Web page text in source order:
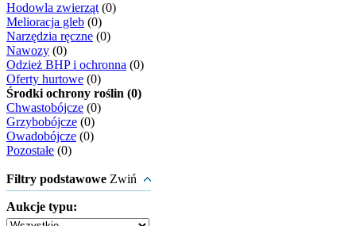
Hodowla zwierząt (0)
Melioracja gleb (0)
Narzędzia ręczne (0)
Nawozy (0)
Odzież BHP i ochronna (0)
Oferty hurtowe (0)
Środki ochrony roślin (0)
Chwastobójcze (0)
Grzybobójcze (0)
Owadobójcze (0)
Pozostałe (0)
Filtry podstawowe Zwiń
Aukcje typu: